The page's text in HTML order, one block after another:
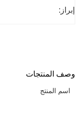
إبراز:
وصف المنتجات
اسم المنتج